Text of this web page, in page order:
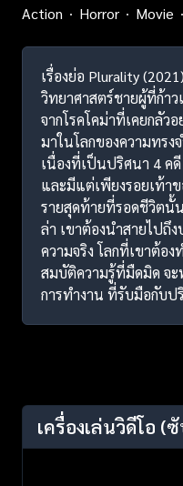
Action
Horror Movie
เรื่องย่อ Plurality
วิทยาศาสตร์ชายผู้ที่ก้า
จากโรคโคม่าที่เคยกลัว
มาในโลกของความทร
เนื่องที่เป็นปริศนา 4 ค
และมีแต่เพียงรอยเท้า
รายสุดท้ายที่รอดชีวิตนั้
ล่า เขาต้องนำสายไปถึ
ความจริง โลกที่เขาต้อ
สมบัติความรู้ที่มืดมิด จะ
การทำงาน ที่รับมือกับป
เครื่องเล่นวิดีโอ (